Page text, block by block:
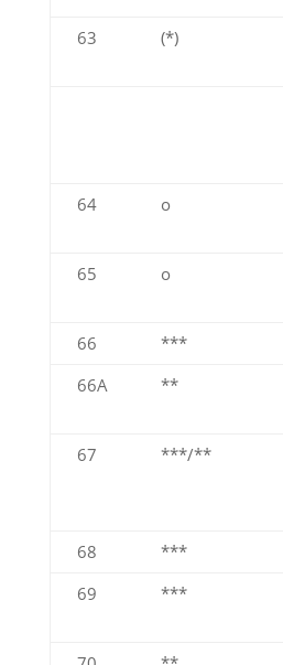
63
(*)
64
o
65
o
66
***
66A
**
67
***/**
68
***
69
***